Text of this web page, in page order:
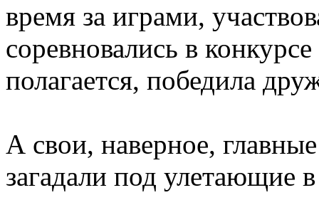
время за играми,
соревновались в
полагается, победила
А свои, наверное,
загадали под улетающие